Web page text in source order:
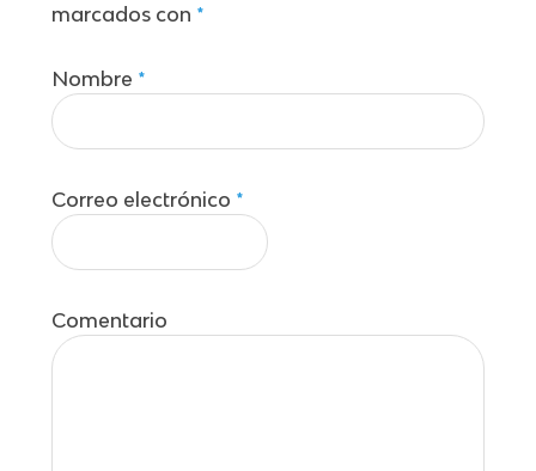
marcados con *
Nombre *
Correo electrónico *
Comentario